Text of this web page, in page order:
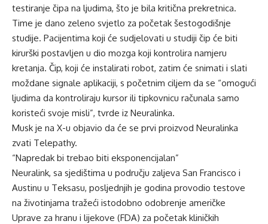
testiranje čipa na ljudima, što je bila kritična prekretnica.
Time je dano zeleno svjetlo za početak šestogodišnje
studije. Pacijentima koji će sudjelovati u studiji čip će biti
kirurški postavljen u dio mozga koji kontrolira namjeru
kretanja. Čip, koji će instalirati robot, zatim će snimati i slati
moždane signale aplikaciji, s početnim ciljem da se “omogući
ljudima da kontroliraju kursor ili tipkovnicu računala samo
koristeći svoje misli”, tvrde iz Neuralinka.
Musk je na X-u objavio da će se prvi proizvod Neuralinka
zvati Telepathy.
“Napredak bi trebao biti eksponencijalan”
Neuralink, sa sjedištima u području zaljeva San Francisco i
Austinu u Teksasu, posljednjih je godina provodio testove
na životinjama tražeći istodobno odobrenje američke
Uprave za hranu i lijekove (FDA) za početak kliničkih